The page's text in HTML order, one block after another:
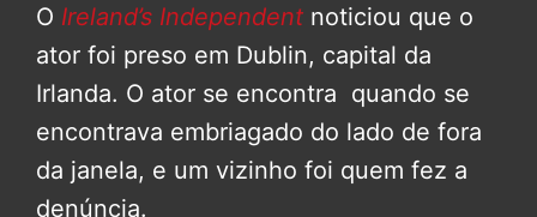
O Ireland’s Independent noticiou que o
ator foi preso em Dublin, capital da
Irlanda. O ator se encontra quando se
encontrava embriagado do lado de fora
da janela, e um vizinho foi quem fez a
denúncia.